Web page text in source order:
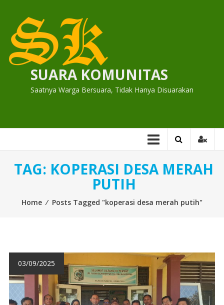
content
SUARA KOMUNITAS
Saatnya Warga Bersuara, Tidak Hanya Disuarakan
TAG: KOPERASI DESA MERAH
PUTIH
Home ⁄ Posts Tagged "koperasi desa merah putih"
03/09/2025